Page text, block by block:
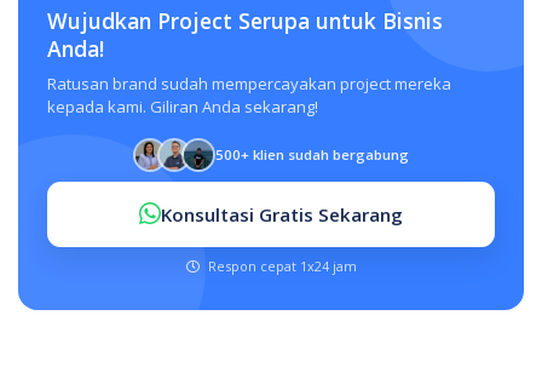
Wujudkan Project Serupa untuk Bisnis
Anda!
Ratusan brand sudah mempercayakan project mereka
kepada kami. Giliran Anda sekarang!
500+ klien sudah bergabung
Konsultasi Gratis Sekarang
Respon cepat 1x24 jam